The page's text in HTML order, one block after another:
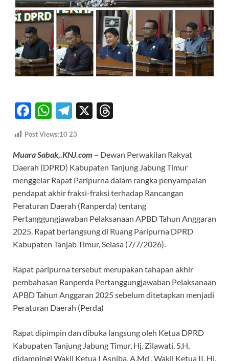
F
ac
e
b
o
o
k
W
h
at
s
A
p
p
T
el
e
gr
a
m
X
a
ds
Post Views:10 23
Muara Sabak,.KNJ.com – Dewan Perwakilan Rakyat
Daerah (DPRD) Kabupaten Tanjung Jabung Timur
menggelar Rapat Paripurna dalam rangka penyampaian
pendapat akhir fraksi-fraksi terhadap Rancangan
Peraturan Daerah (Ranperda) tentang
Pertanggungjawaban Pelaksanaan APBD Tahun Anggaran
2025. Rapat berlangsung di Ruang Paripurna DPRD
Kabupaten Tanjab Timur, Selasa (7/7/2026).
Rapat paripurna tersebut merupakan tahapan akhir
pembahasan Ranperda Pertanggungjawaban Pelaksanaan
APBD Tahun Anggaran 2025 sebelum ditetapkan menjadi
Peraturan Daerah (Perda)
Rapat dipimpin dan dibuka langsung oleh Ketua DPRD
Kabupaten Tanjung Jabung Timur, Hj. Zilawati, S.H,
didampingi Wakil Ketua I Asniba, A.Md , Wakil Ketua II, Hj.